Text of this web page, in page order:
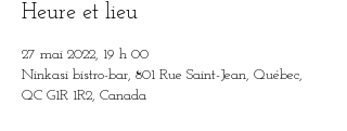
Heure et lieu
27 mai 2022, 19 h 00
Ninkasi bistro-bar, 801 Rue Saint-Jean, Québec,
QC G1R 1R2, Canada